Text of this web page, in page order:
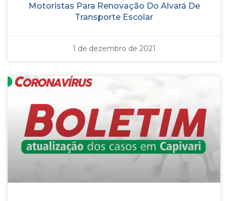
Motoristas Para Renovação Do Alvará De
Transporte Escolar
1 de dezembro de 2021